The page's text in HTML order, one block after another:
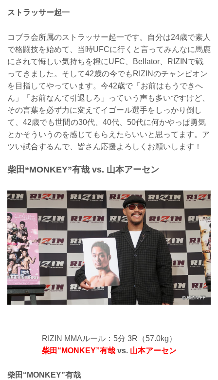
ストラッサー起一
コブラ会所属のストラッサー起一です。自分は24歳で素人
で格闘技を始めて、当時UFCに行くと言ってみんなに馬鹿
にされて悔しい気持ちを糧にUFC、Bellator、RIZINで戦
ってきました。そして42歳の今でもRIZINのチャンピオン
を目指してやっています。今42歳で「お前はもうできへ
ん」「お前なんて引退しろ」っていう声も多いですけど、
その言葉を必ず力に変えてイゴール選手をしっかり倒し
て、42歳でも世間の30代、40代、50代に何かやっぱ勇気
とかそういうのを感じてもらえたらいいと思ってます。ア
ツい試合するんで、皆さん応援よろしくお願いします！
柴田“MONKEY”有哉 vs. 山本アーセン
RIZIN MMAルール：5分 3R（57.0kg）
柴田“MONKEY”有哉vs. 山本アーセン
柴田“MONKEY”有哉